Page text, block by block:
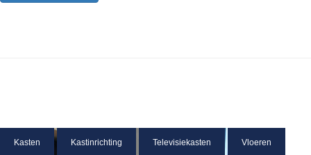
Kasten Kastinrichting Televisiekasten Vloeren